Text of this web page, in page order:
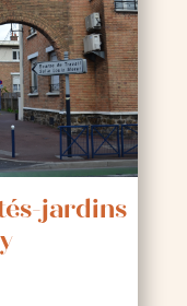
jardins